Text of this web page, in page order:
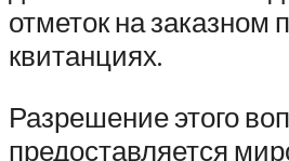
отметок на заказном
квитанциях.
Разрешение этого
предоставляется